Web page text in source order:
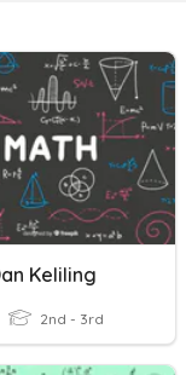
Keliling
2nd - 3rd